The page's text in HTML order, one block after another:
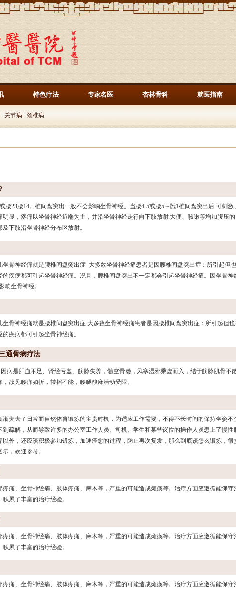
特色疗法 专家名医 杏林骨科 就医指南
关节病 颈椎病
腰23腰14。椎间盘突出一般不会影响坐骨神经。当腰4-5或腰5～骶1椎间盘突出后.可刺激
显，疼痛以坐骨神经近端为主，并沿坐骨神经走行向下肢放射.大便、咳嗽等增加腹压
下肢沿坐骨神经分布区放射。
骨神经痛就是腰椎间盘突出症 大多数坐骨神经痛患者是因腰椎间盘突出症：所引起但
疾病都可引起坐骨神经痛。况且，腰椎间盘突出不一定都会引起坐骨神经痛。因坐骨神
响坐骨神经。
骨神经痛就是腰椎间盘突出症 大多数坐骨神经痛患者是因腰椎间盘突出症：所引起但
疾病都可引起坐骨神经痛。
通骨病疗法
病是肝血不足、肾经亏虚、筋脉失养，髓空骨萎，风寒湿邪乘虚而入，结于筋脉肌骨不
故见腰痛如折，转摇不能，腰腿酸麻活动受限。
失去了日常而自然体育锻炼的宝贵时机，为适应工作需要，不得不长时间的保持坐姿不
疏解，从而导致许多的办公室工作人员、司机、学生和某些岗位的操作人员患上了慢性
外，还应该积极参加锻炼，加速痊愈的过程，防止再次复发，那么到底该怎么锻炼，很
，欢迎参考。
痛、坐骨神经痛、肢体疼痛、麻木等，严重的可能造成瘫痪等。治疗方面应遵循能保守
累了丰富的治疗经验。
痛、坐骨神经痛、肢体疼痛、麻木等，严重的可能造成瘫痪等。治疗方面应遵循能保守
累了丰富的治疗经验。
痛、坐骨神经痛、肢体疼痛、麻木等，严重的可能造成瘫痪等。治疗方面应遵循能保守